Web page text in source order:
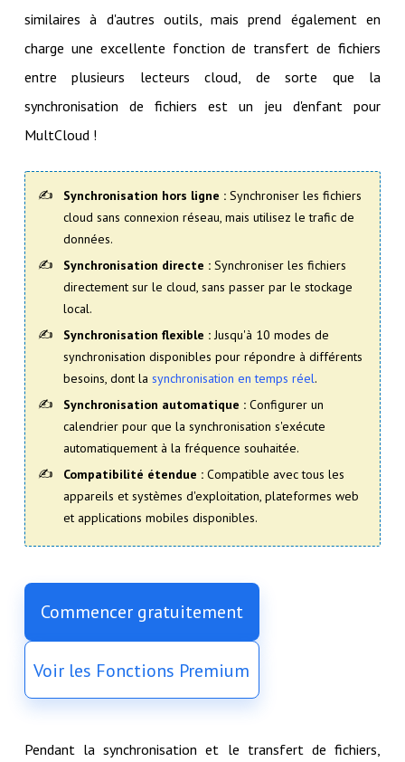
similaires à d'autres outils, mais prend également en
charge une excellente fonction de transfert de fichiers
entre plusieurs lecteurs cloud, de sorte que la
synchronisation de fichiers est un jeu d'enfant pour
MultCloud !
Synchronisation hors ligne :Synchroniser les fichiers
cloud sans connexion réseau, mais utilisez le trafic de
données.
Synchronisation directe :Synchroniser les fichiers
directement sur le cloud, sans passer par le stockage
local.
Synchronisation flexible :Jusqu'à 10 modes de
synchronisation disponibles pour répondre à différents
besoins, dont la synchronisation en temps réel.
Synchronisation automatique :Configurer un
calendrier pour que la synchronisation s'exécute
automatiquement à la fréquence souhaitée.
Compatibilité étendue :Compatible avec tous les
appareils et systèmes d'exploitation, plateformes web
et applications mobiles disponibles.
Commencer gratuitement
Voir les Fonctions Premium
Pendant la synchronisation et le transfert de fichiers,